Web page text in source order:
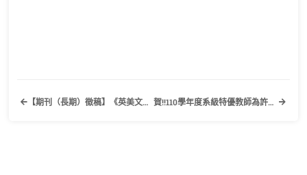
【期刊（長期）徵稿】《英美文學評論》中華民國英美文學學會 賀!!110學年度系級特優教師為許秀貞老師